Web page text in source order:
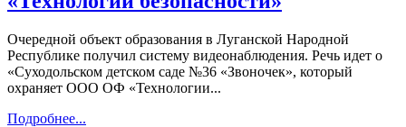
Очередной объект образования в Луганской Народной
Республике получил систему видеонаблюдения. Речь идет о
«Суходольском детском саде №36 «Звоночек», который
охраняет ООО ОФ «Технологии...
Подробнее...